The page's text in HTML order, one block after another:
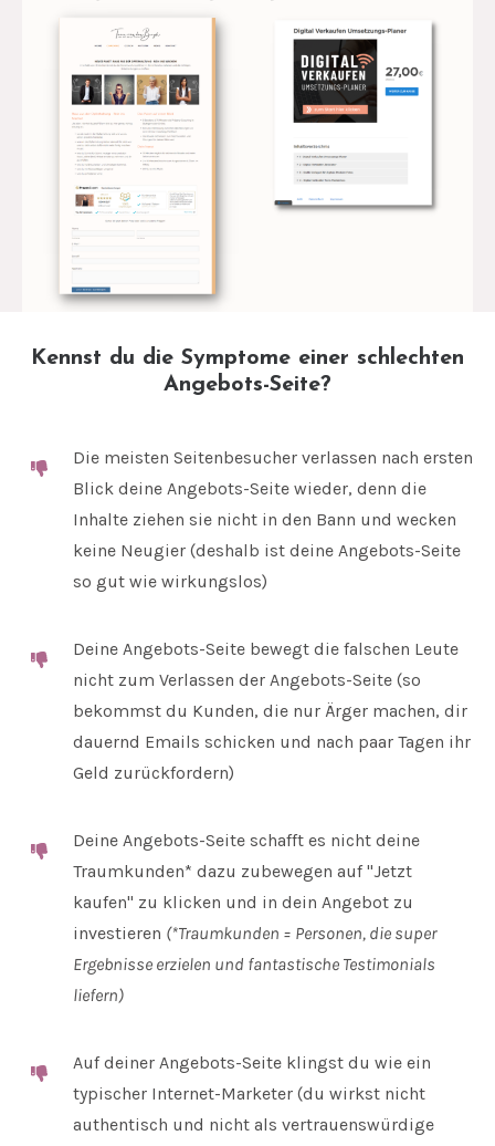
Kennst du die Symptome einer schlechten
Angebots-Seite?
Die meisten Seitenbesucher verlassen nach ersten
Blick deine Angebots-Seite wieder, denn die
Inhalte ziehen sie nicht in den Bann und wecken
keine Neugier (deshalb ist deine Angebots-Seite
so gut wie wirkungslos)
Deine Angebots-Seite bewegt die falschen Leute
nicht zum Verlassen der Angebots-Seite (so
bekommst du Kunden, die nur Ärger machen, dir
dauernd Emails schicken und nach paar Tagen ihr
Geld zurückfordern)
Deine Angebots-Seite schafft es nicht deine
Traumkunden* dazu zubewegen auf "Jetzt
kaufen" zu klicken und in dein Angebot zu
investieren (*Traumkunden = Personen, die super
Ergebnisse erzielen und fantastische Testimonials
liefern)
Auf deiner Angebots-Seite klingst du wie ein
typischer Internet-Marketer (du wirkst nicht
authentisch und nicht als vertrauenswürdige